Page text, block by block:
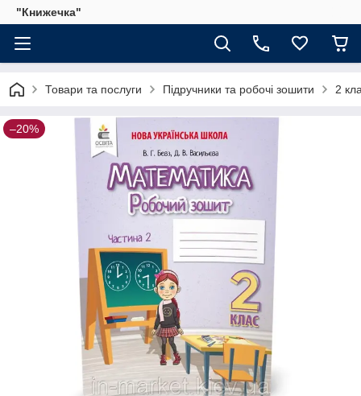
"Книжечка"
Товари та послуги Підручники та робочі зошити 2
–20%